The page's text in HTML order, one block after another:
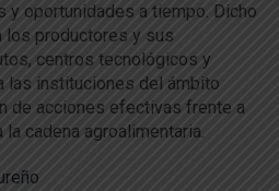
oportunidades a tiempo. Dicho
los productores y sus
centros tecnológicos y
las instituciones del ámbito
de acciones efectivas frente a
cadena agroalimentaria.